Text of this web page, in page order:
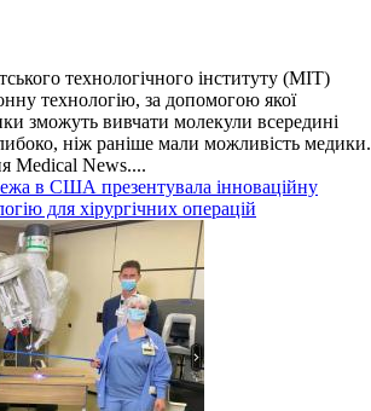
технологічного інституту (MIT)
технологію, за допомогою якої
зможуть вивчати молекули всередині
ніж раніше мали можливість медики.
Medical News....
в США презентувала інноваційну
для хірургічних операцій